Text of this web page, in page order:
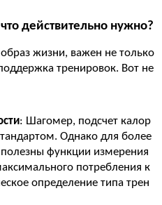
действительно нужно?
жизни, важен не только
тренировок. Вот не
: Шагомер, подсчет калор
Однако для более
функции измерения
потребления к
определение типа трен